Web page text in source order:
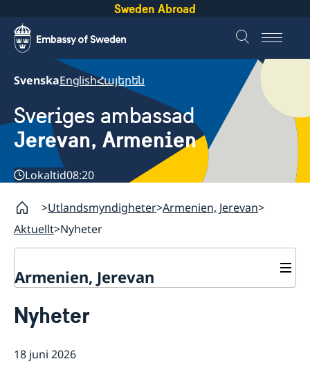
Sweden Abroad
SvenskaEnglishՀայերեն
Sveriges ambassad
Jerevan, Armenien
Lokaltid08:20
Utlandsmyndigheter Armenien, Jerevan
Aktuellt Nyheter
Armenien, Jerevan
Om oss
Team Sweden
Aktuellt
Nyheter
18 juni 2026